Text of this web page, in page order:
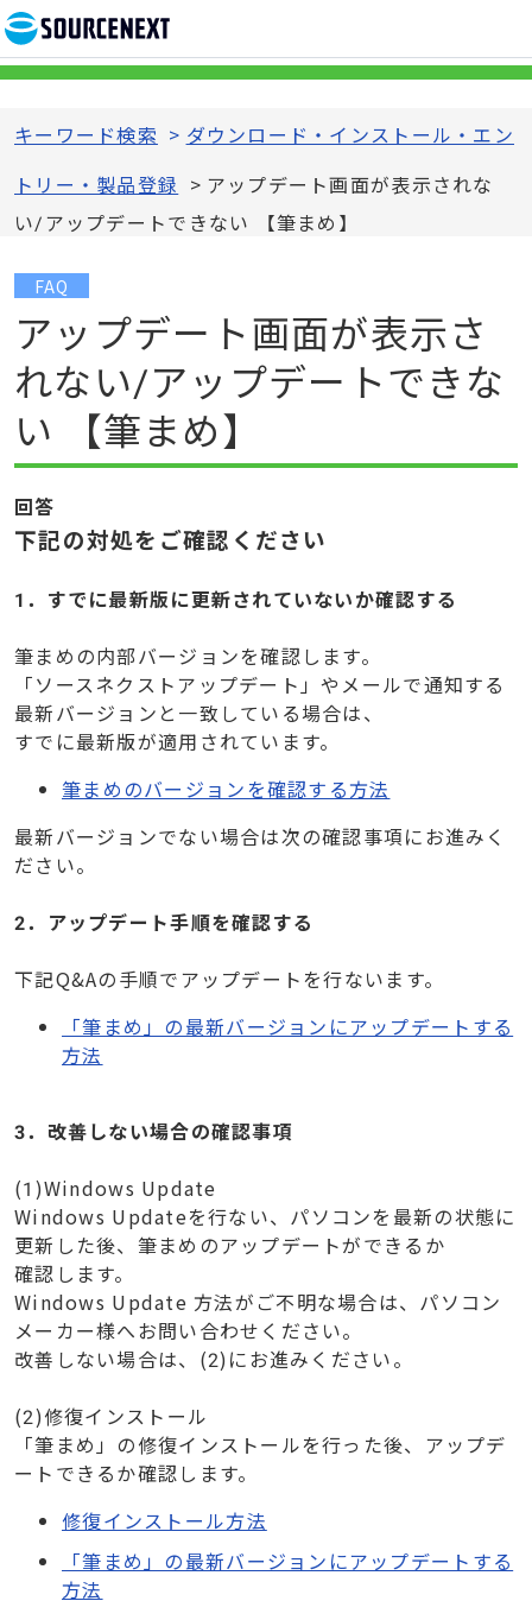
キーワード検索 > ダウンロード・インストール・エン
トリー・製品登録 > アップデート画面が表示されな
い/アップデートできない 【筆まめ】
FAQ
アップデート画面が表示さ
れない/アップデートできな
い 【筆まめ】
回答
下記の対処をご確認ください
1．すでに最新版に更新されていないか確認する
筆まめの内部バージョンを確認します。
「ソースネクストアップデート」やメールで通知する
最新バージョンと一致している場合は、
すでに最新版が適用されています。
筆まめのバージョンを確認する方法
最新バージョンでない場合は次の確認事項にお進みく
ださい。
2．アップデート手順を確認する
下記Q&Aの手順でアップデートを行ないます。
「筆まめ」の最新バージョンにアップデートする
方法
3．改善しない場合の確認事項
(1)Windows Update
Windows Updateを行ない、パソコンを最新の状態に
更新した後、筆まめのアップデートができるか
確認します。
Windows Update 方法がご不明な場合は、パソコン
メーカー様へお問い合わせください。
改善しない場合は、(2)にお進みください。
(2)修復インストール
「筆まめ」の修復インストールを行った後、アップデ
ートできるか確認します。
修復インストール方法
「筆まめ」の最新バージョンにアップデートする
方法